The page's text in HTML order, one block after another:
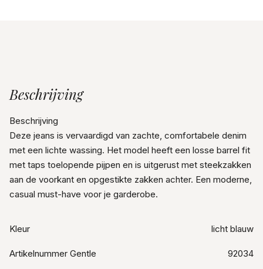
Beschrijving
Beschrijving
Deze jeans is vervaardigd van zachte, comfortabele denim
met een lichte wassing. Het model heeft een losse barrel fit
met taps toelopende pijpen en is uitgerust met steekzakken
aan de voorkant en opgestikte zakken achter. Een moderne,
casual must-have voor je garderobe.
Kleur licht blauw
Artikelnummer Gentle 92034